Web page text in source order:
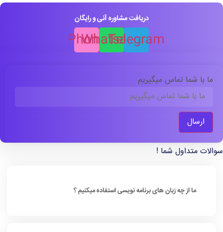
دریافت مشاوره آنی و رایگان
Telegram
Whatsapp
Phone
ما با شما تماس میگیریم
ارسال
متداول شما !
ما از چه زبان های برنامه نویسی استفاده میکنیم ؟